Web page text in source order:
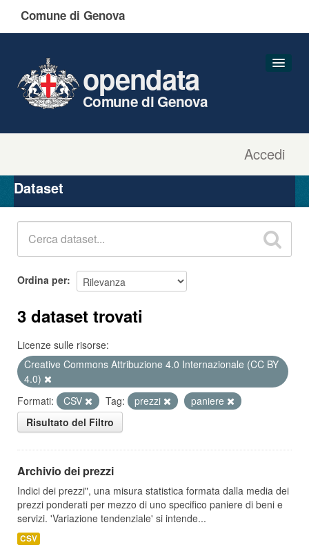
Comune di Genova
Accedi
opendata
Comune di Genova
Organizzazioni
Gruppi
Dataset
Ordina per
3 dataset trovati
Licenze sulle risorse:
Creative Commons Attribuzione 4.0 Internazionale (CC BY
4.0)
Formati:
CSV Tag: prezzi
paniere
Risultato del Filtro
Archivio dei prezzi
Indici dei prezzi", una misura statistica formata dalla media dei
prezzi ponderati per mezzo di uno specifico paniere di beni e
servizi. 'Variazione tendenziale' si intende...
CSV